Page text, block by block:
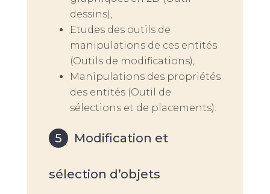
dessins),
Etudes des outils de
manipulations de ces entités
(Outils de modifications),
Manipulations des propriétés
des entités (Outil de
sélections et de placements).
Modification et
sélection d’objets